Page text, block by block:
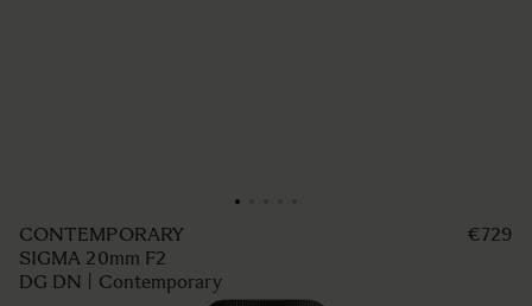
CONTEMPORARY
SIGMA 20mm F2
DG DN | Contemporary
€729